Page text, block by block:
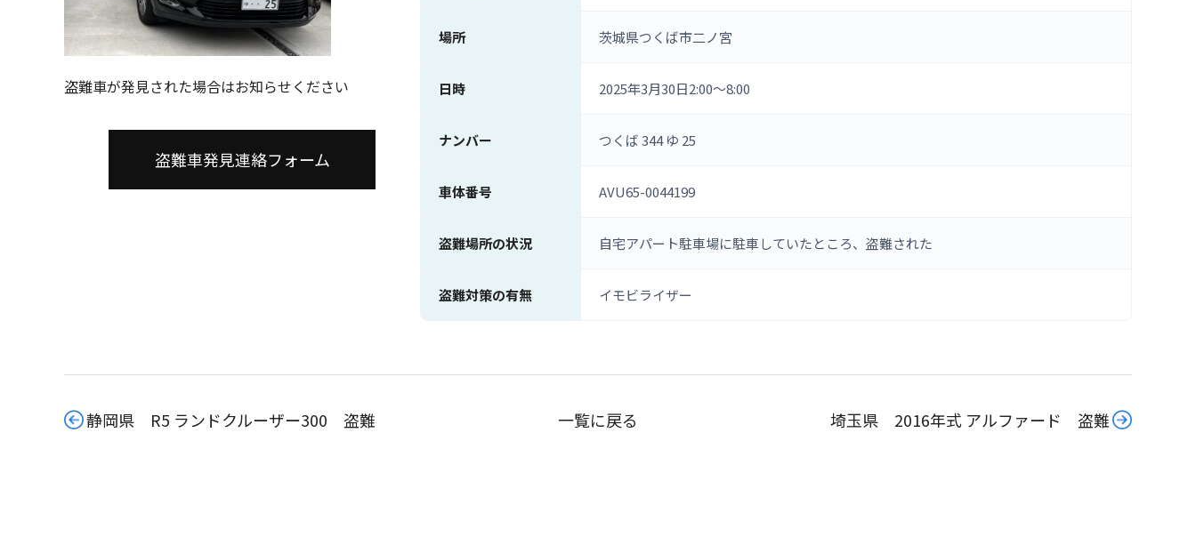
盗難車が発見された場合はお知らせください
盗難車発見連絡フォーム
場所 茨城県つくば市二ノ宮
日時 2025年3月30日2:00〜8:00
ナンバー つくば 344 ゆ 25
車体番号 AVU65-0044199
盗難場所の状況 自宅アパート駐車場に駐車していたところ、盗難された
盗難対策の有無 イモビライザー
静岡県 R5 ランドクルーザー300 盗難 一覧に戻る 埼玉県 2016年式 アルファード 盗難